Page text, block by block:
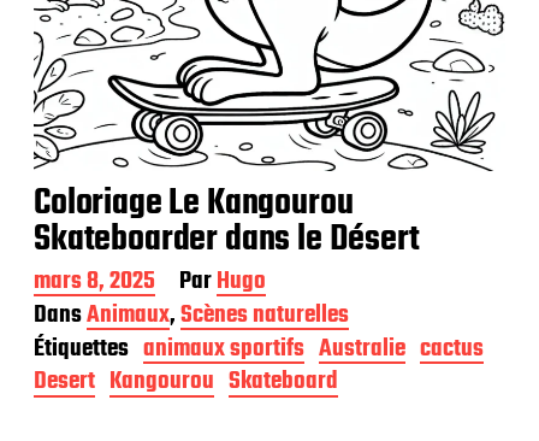
Coloriage Le Kangourou
Skateboarder dans le Désert
D
a
t
e
d
e
mars 8, 2025 ParHugo
DansAnimaux,Scènes naturelles
Étiquettes animaux sportifs Australie cactus
Desert Kangourou Skateboard